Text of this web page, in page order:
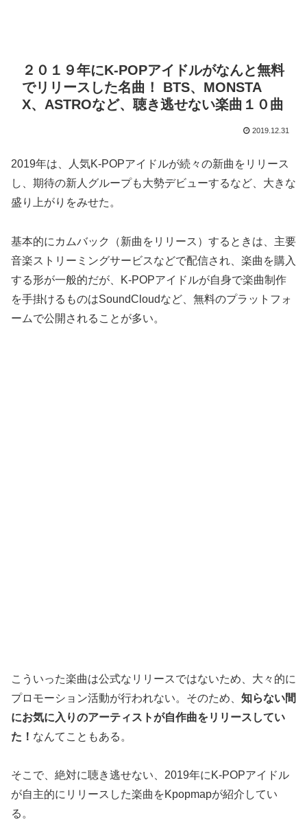
２０１９年にK-POPアイドルがなんと無料
でリリースした名曲！ BTS、MONSTA
X、ASTROなど、聴き逃せない楽曲１０曲
2019.12.31
2019年は、人気K-POPアイドルが続々の新曲をリリース
し、期待の新人グループも大勢デビューするなど、大きな
盛り上がりをみせた。
基本的にカムバック（新曲をリリース）するときは、主要
音楽ストリーミングサービスなどで配信され、楽曲を購入
する形が一般的だが、K-POPアイドルが自身で楽曲制作
を手掛けるものはSoundCloudなど、無料のプラットフォ
ームで公開されることが多い。
こういった楽曲は公式なリリースではないため、大々的に
プロモーション活動が行われない。そのため、 知らない間
にお気に入りのアーティストが自作曲をリリースしてい
た！ なんてこともある。
そこで、絶対に聴き逃せない、2019年にK-POPアイドル
が自主的にリリースした楽曲をKpopmapが紹介してい
る。